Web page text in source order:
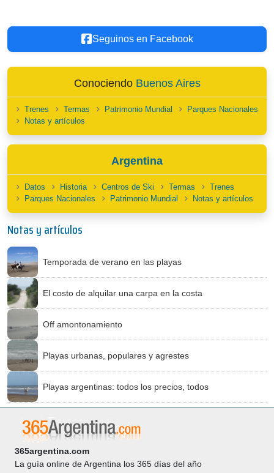
Seguinos en Facebook
Conociendo Buenos Aires
Trenes Termas Patrimonio Mundial
Parques Nacionales
Notas y artículos
Argentina
Datos Historia Centros de Ski Termas
Trenes
Parques Nacionales
Patrimonio Mundial Notas y artículos
Notas y artículos
Temporada de verano en las playas
El costo de alquilar una carpa en la costa
Off amontonamiento
Playas urbanas, populares y agrestes
Playas argentinas: todos los precios, todos
365argentina.com
La guía online de Argentina los 365 días del año